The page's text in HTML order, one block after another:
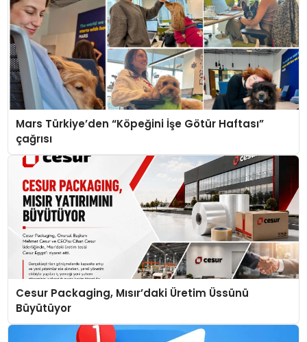
Mars Türkiye’den “Köpeğini İşe Götür Haftası”
çağrısı
Cesur Packaging, Mısır’daki Üretim Üssünü
Büyütüyor